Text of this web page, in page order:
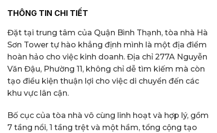
THÔNG TIN CHI TIẾT
Đặt tại trung tâm của Quận Bình Thạnh, tòa nhà Hà
Sơn Tower tự hào khẳng định mình là một địa điểm
hoàn hảo cho việc kinh doanh. Địa chỉ 277A Nguyễn
Văn Đậu, Phường 11, không chỉ dễ tìm kiếm mà còn
tạo điều kiện thuận lợi cho việc di chuyển đến các
khu vực lân cận.
Bố cục của tòa nhà vô cùng linh hoạt và hợp lý, gồm
7 tầng nổi, 1 tầng trệt và một hầm, tổng cộng tạo